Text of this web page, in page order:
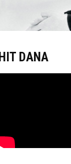
HIT DANA